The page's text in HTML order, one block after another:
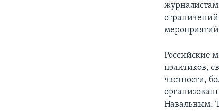
Российские
политиков,
частности,
Навальным.